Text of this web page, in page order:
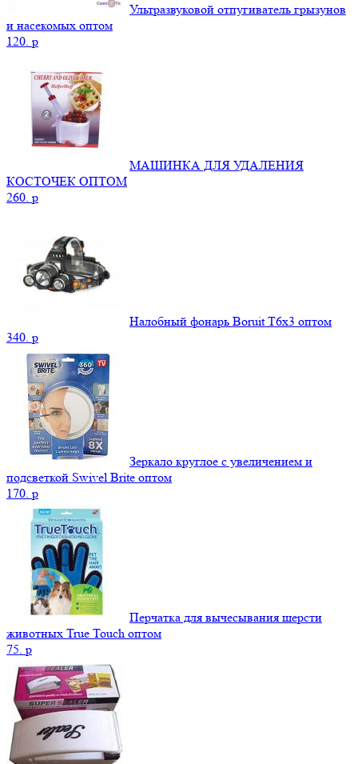
Ультразвуковой отпугиватель грызунов
и насекомых оптом
120. p
МАШИНКА ДЛЯ УДАЛЕНИЯ
КОСТОЧЕК ОПТОМ
260. p
Налобный фонарь Boruit T6x3 оптом
340. p
Зеркало круглое с увеличением и
подсветкой Swivel Brite оптом
170. p
Перчатка для вычесывания шерсти
животных True Touch оптом
75. p